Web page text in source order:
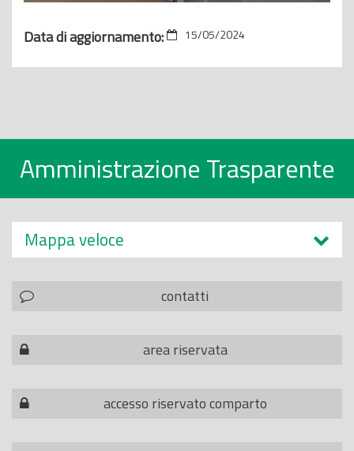
Data di aggiornamento: 15/05/2024
Amministrazione Trasparente
Mappa veloce
contatti
area riservata
accesso riservato comparto